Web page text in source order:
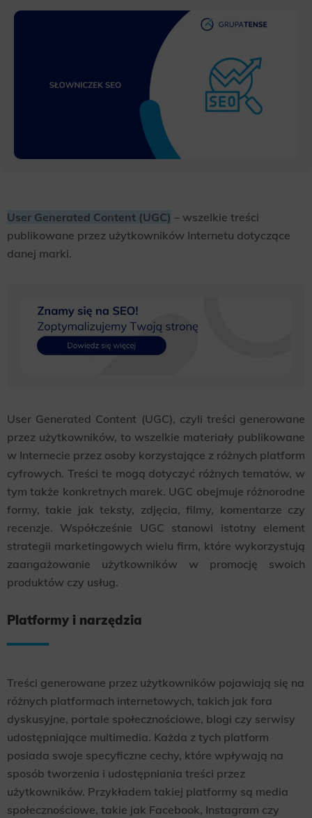
User Generated Content (UGC) – wszelkie treści
publikowane przez użytkowników Internetu dotyczące
danej marki.
User Generated Content (UGC), czyli treści generowane
przez użytkowników, to wszelkie materiały publikowane
w Internecie przez osoby korzystające z różnych platform
cyfrowych. Treści te mogą dotyczyć różnych tematów, w
tym także konkretnych marek. UGC obejmuje różnorodne
formy, takie jak teksty, zdjęcia, filmy, komentarze czy
recenzje. Współcześnie UGC stanowi istotny element
strategii marketingowych wielu firm, które wykorzystują
zaangażowanie użytkowników w promocję swoich
produktów czy usług.
Platformy i narzędzia
Treści generowane przez użytkowników pojawiają się na
różnych platformach internetowych, takich jak fora
dyskusyjne, portale społecznościowe, blogi czy serwisy
udostępniające multimedia. Każda z tych platform
posiada swoje specyficzne cechy, które wpływają na
sposób tworzenia i udostępniania treści przez
użytkowników. Przykładem takiej platformy są media
społecznościowe, takie jak Facebook, Instagram czy